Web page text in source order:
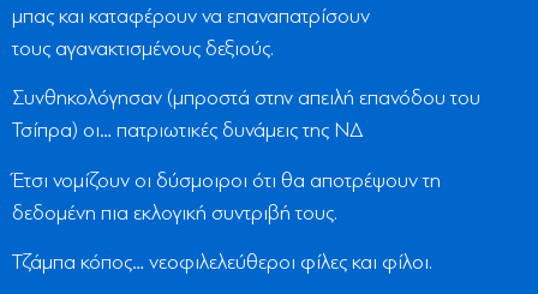
μπας και καταφέρουν να επαναπατρίσουν
τους αγανακτισμένους δεξιούς.
Συνθηκολόγησαν (μπροστά στην απειλή επανόδου του
Τσίπρα) οι… πατριωτικές δυνάμεις της ΝΔ
Έτσι νομίζουν οι δύσμοιροι ότι θα αποτρέψουν τη
δεδομένη πια εκλογική συντριβή τους.
Τζάμπα κόπος… νεοφιλελεύθεροι φίλες και φίλοι.